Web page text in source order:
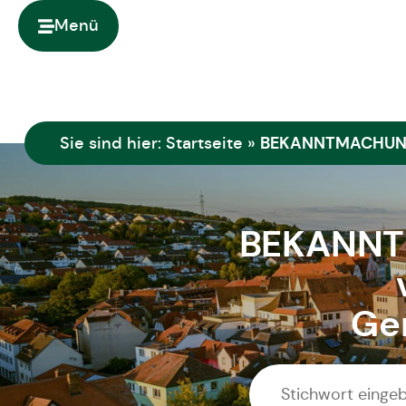
springenMenü
Sie sind hier: Startseite »